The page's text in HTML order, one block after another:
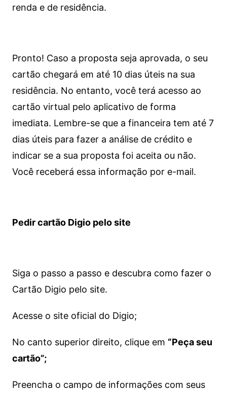
renda e de residência.
Pronto! Caso a proposta seja aprovada, o seu
cartão chegará em até 10 dias úteis na sua
residência. No entanto, você terá acesso ao
cartão virtual pelo aplicativo de forma
imediata. Lembre-se que a financeira tem até 7
dias úteis para fazer a análise de crédito e
indicar se a sua proposta foi aceita ou não.
Você receberá essa informação por e-mail.
Pedir cartão Digio pelo site
Siga o passo a passo e descubra como fazer o
Cartão Digio pelo site.
Acesse o site oficial do Digio;
No canto superior direito, clique em “Peça seu
cartão”;
Preencha o campo de informações com seus